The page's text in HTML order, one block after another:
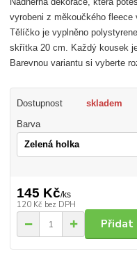
vyrobeni z měkoučkého
Tělíčko je vyplněno
skřítka 20 cm. Každý kousek
Barevnou variantu si vyberte
Dostupnost skladem
Barva
145 Kč/ks
120 Kč bez DPH
Přidat